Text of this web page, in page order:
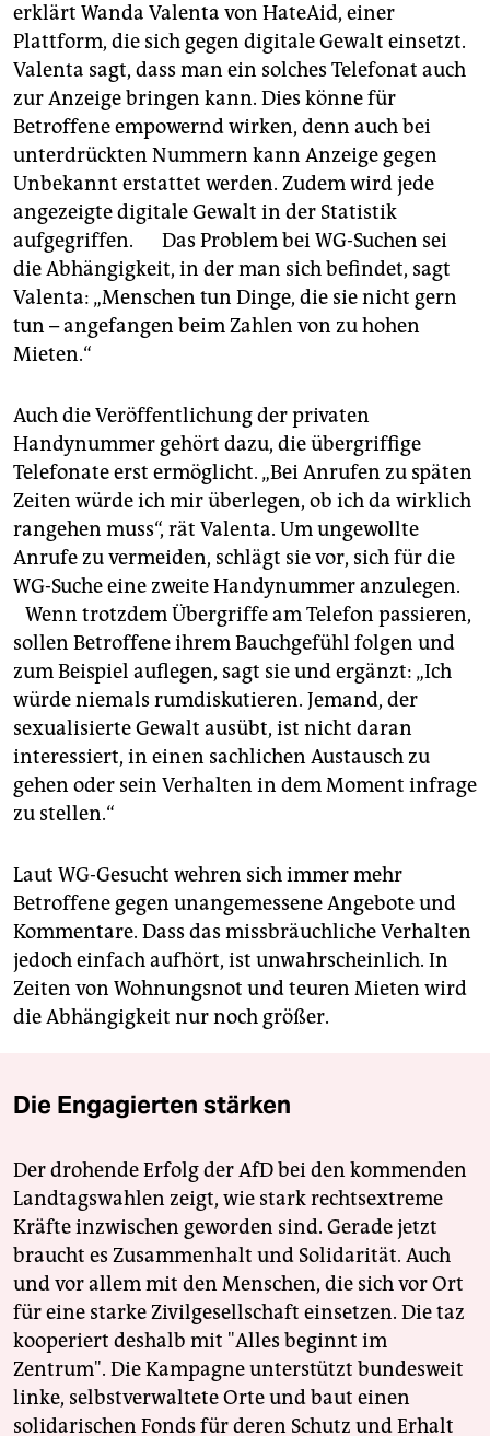
erklärt Wanda Valenta von HateAid, einer
Plattform, die sich gegen digitale ­Gewalt einsetzt.
Valenta sagt, dass man ein solches Telefonat auch
zur Anzeige bringen kann. Dies könne für
Betroffene empowernd wirken, denn auch bei
unterdrückten Nummern kann Anzeige gegen
Unbekannt erstattet werden. Zudem wird jede
angezeigte digitale Gewalt in der Statistik
aufgegriffen. Das Problem bei WG-Suchen sei
die Abhängigkeit, in der man sich befindet, sagt
Valenta: „Menschen tun Dinge, die sie nicht gern
tun – angefangen beim Zahlen von zu hohen
Mieten.“
Auch die Veröffentlichung der privaten
Handynummer gehört dazu, die übergriffige
Telefonate erst ermöglicht. „Bei Anrufen zu späten
Zeiten würde ich mir überlegen, ob ich da wirklich
rangehen muss“, rät Valenta. Um ungewollte
Anrufe zu vermeiden, schlägt sie vor, sich für die
WG-Suche eine zweite Handy­nummer anzulegen.
Wenn trotzdem Übergriffe am Telefon passieren,
sollen Betroffene ihrem Bauchgefühl folgen und
zum Beispiel auflegen, sagt sie und ergänzt: „Ich
würde niemals rumdiskutieren. Jemand, der
sexualisierte Gewalt ausübt, ist nicht daran
interessiert, in einen sachlichen Austausch zu
gehen oder sein Verhalten in dem Moment infrage
zu stellen.“
Laut WG-Gesucht wehren sich immer mehr
Betroffene gegen unangemessene Angebote und
Kommentare. Dass das missbräuchliche Verhalten
jedoch einfach aufhört, ist unwahrscheinlich. In
Zeiten von Wohnungsnot und teuren Mieten wird
die Abhängigkeit nur noch größer.
Die Engagierten stärken
Der drohende Erfolg der AfD bei den kommenden
Landtagswahlen zeigt, wie stark rechtsextreme
Kräfte inzwischen geworden sind. Gerade jetzt
braucht es Zusammenhalt und Solidarität. Auch
und vor allem mit den Menschen, die sich vor Ort
für eine starke Zivilgesellschaft einsetzen. Die taz
kooperiert deshalb mit "Alles beginnt im
Zentrum". Die Kampagne unterstützt bundesweit
linke, selbstverwaltete Orte und baut einen
solidarischen Fonds für deren Schutz und Erhalt